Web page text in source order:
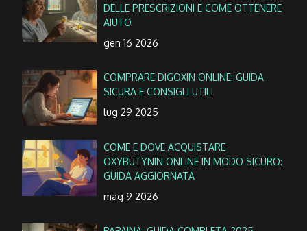
DELLE PRESCRIZIONI E COME OTTENERE
AIUTO
gen 16 2026
COMPRARE DIGOXIN ONLINE: GUIDA
SICURA E CONSIGLI UTILI
lug 29 2025
COME E DOVE ACQUISTARE
OXYBUTYNIN ONLINE IN MODO SICURO:
GUIDA AGGIORNATA
mag 9 2026